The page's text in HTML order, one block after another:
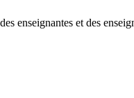
enseignantes et des